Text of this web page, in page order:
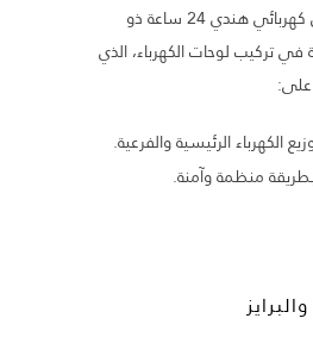
بالاعتماد على أفضل كهربائي هندي 24 ساعة ذو
في تركيب لوحات الكهرباء، الذي
على:
الكهرباء الرئيسية والفرعية.
منظمة وآمنة.